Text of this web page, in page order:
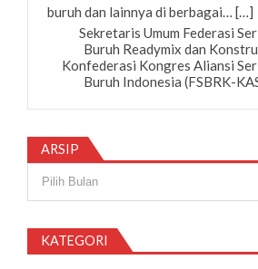
buruh dan lainnya di berbagai…[…]
Sekretaris Umum Federasi
Buruh Readymix dan
Konfederasi Kongres Aliansi
Buruh Indonesia (FSBRK-
ARSIP
KATEGORI